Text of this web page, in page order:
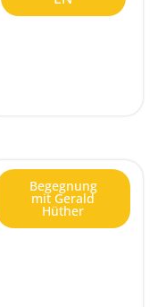
Begegnung
mit Gerald
Hüther